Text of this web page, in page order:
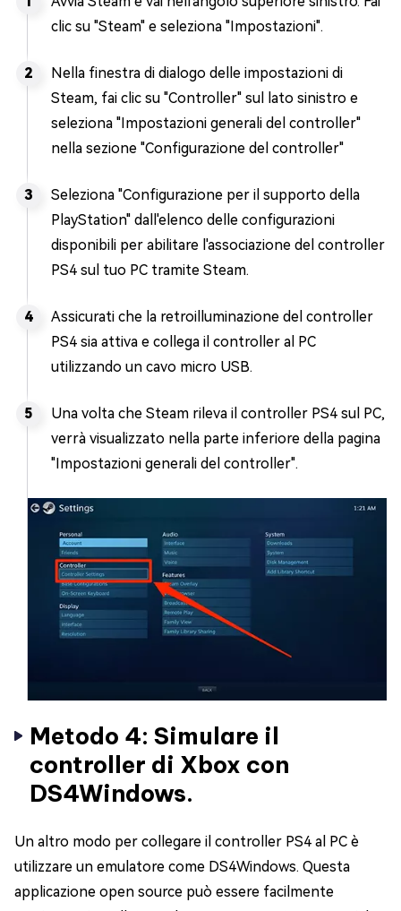
clic su "Steam" e seleziona "Impostazioni".
Nella finestra di dialogo delle impostazioni di
Steam, fai clic su "Controller" sul lato sinistro e
seleziona "Impostazioni generali del controller"
nella sezione "Configurazione del controller"
Seleziona "Configurazione per il supporto della
PlayStation" dall'elenco delle configurazioni
disponibili per abilitare l'associazione del controller
PS4 sul tuo PC tramite Steam.
Assicurati che la retroilluminazione del controller
PS4 sia attiva e collega il controller al PC
utilizzando un cavo micro USB.
Una volta che Steam rileva il controller PS4 sul PC,
verrà visualizzato nella parte inferiore della pagina
"Impostazioni generali del controller".
Metodo 4: Simulare il
controller di Xbox con
DS4Windows.
Un altro modo per collegare il controller PS4 al PC è
utilizzare un emulatore come DS4Windows. Questa
applicazione open source può essere facilmente